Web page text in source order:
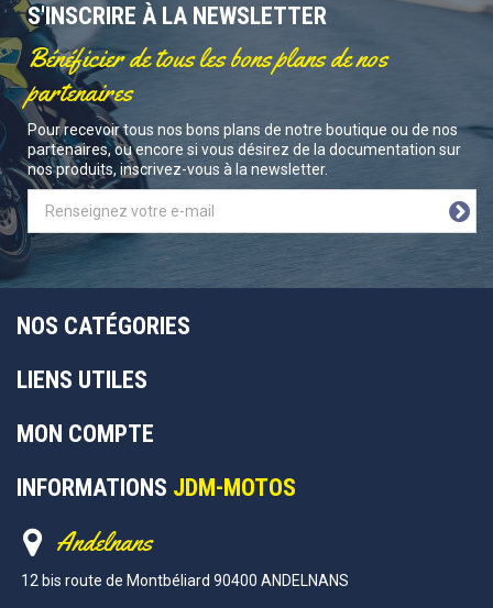
S'INSCRIRE À LA NEWSLETTER
Bénéficier de tous les bons plans de nos
partenaires
Pour recevoir tous nos bons plans de notre boutique ou de nos
partenaires, ou encore si vous désirez de la documentation sur
nos produits, inscrivez-vous à la newsletter.
NOS CATÉGORIES
LIENS UTILES
MON COMPTE
INFORMATIONS JDM-MOTOS
Andelnans
12 bis route de Montbéliard 90400 ANDELNANS